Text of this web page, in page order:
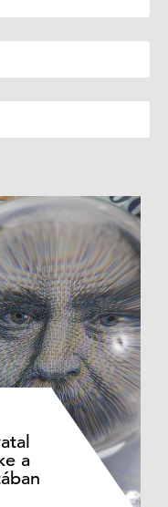
a